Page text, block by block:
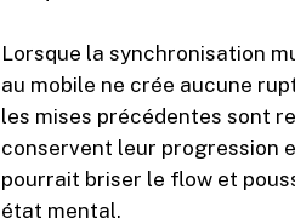
Lorsque la synchronisation
au mobile ne crée aucune
les mises précédentes sont
conservent leur progression
pourrait briser le flow et
état mental.